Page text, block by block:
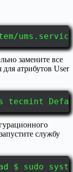
замените все
для атрибутов User
tecmint
службу
$ sudo